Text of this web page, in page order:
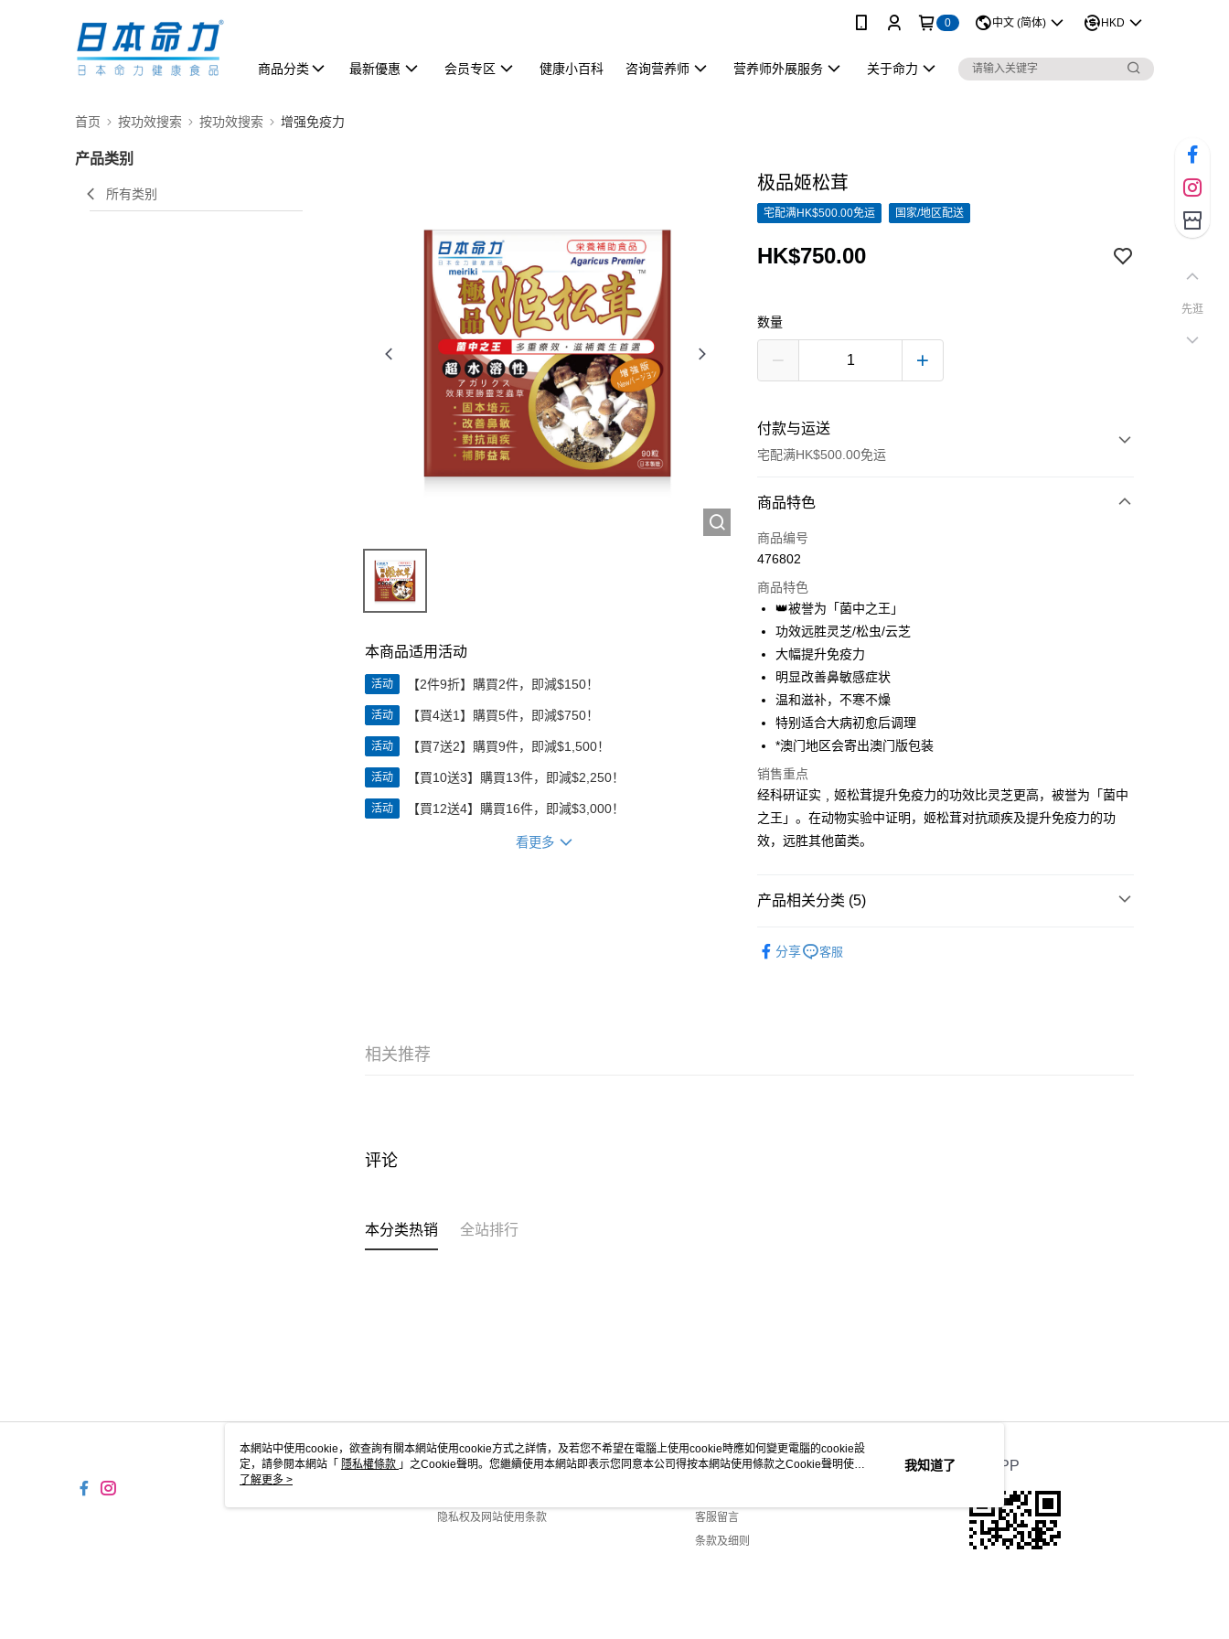
0 中文 (简体) HKD
商品分类 最新優惠 会员专区 健康小百科 咨询营养师 营养师外展服务 关于命力
首页 按功效搜索 按功效搜索 增强免疫力
产品类别
所有类别
本商品适用活动
活动 【2件9折】購買2件，即減$150！
活动 【買4送1】購買5件，即減$750！
活动 【買7送2】購買9件，即減$1,500！
活动 【買10送3】購買13件，即減$2,250！
活动 【買12送4】購買16件，即減$3,000！
看更多
极品姬松茸
宅配满HK$500.00免运 国家/地区配送
HK$750.00
数量
付款与运送
宅配满HK$500.00免运
付款方式
信用卡
Google Pay
AlipayHK
PayMe
WeChat Pay
送貨到家/工商地址
每笔HK$50.00，满HK$500.00(含以上)免运费
[EMS] 僅澳門(不寄腦鑽素、活得易濕敏配方、瑞肝易、祛
商品特色
商品编号
476802
商品特色
👑被誉为「菌中之王」
功效远胜灵芝/松虫/云芝
大幅提升免疫力
明显改善鼻敏感症状
温和滋补，不寒不燥
特别适合大病初愈后调理
*澳门地区会寄出澳门版包装
销售重点
经科研证实﹐姬松茸提升免疫力的功效比灵芝更高，被誉为「菌中
之王」。在动物实验中证明，姬松茸对抗顽疾及提升免疫力的功
效，远胜其他菌类。
产品相关分类 (5)
分享 客服
相关推荐
评论
本分类热销 全站排行
关于我们
隐私权及网站使用条款
客服资讯
客服留言
条款及细则
官方APP
先逛
本網站中使用cookie，欲查詢有關本網站使用cookie方式之詳情，及若您不希望在電腦上使用cookie時應如何變更電腦的cookie設
定，請參閱本網站「 隱私權條款 」之Cookie聲明。您繼續使用本網站即表示您同意本公司得按本網站使用條款之Cookie聲明使用
cookie。
了解更多 >
我知道了